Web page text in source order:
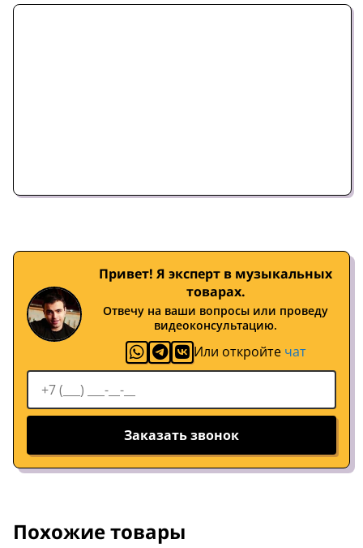
Привет! Я эксперт в музыкальных
товарах.
Отвечу на ваши вопросы или проведу
видеоконсультацию.
Или откройте чат
Заказать звонок
Похожие товары